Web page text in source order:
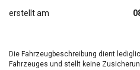
erstellt am
Die Fahrzeugbeschreibung dient
Fahrzeuges und stellt keine